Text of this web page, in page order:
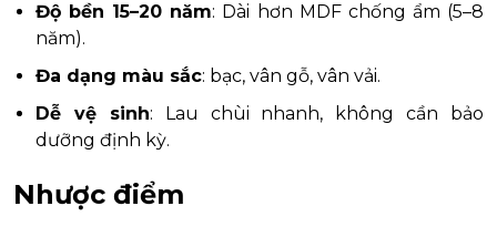
Độ bền 15–20 năm: Dài hơn MDF chống ẩm (5–8
năm).
Đa dạng màu sắc: bạc, vân gỗ, vân vải.
Dễ vệ sinh: Lau chùi nhanh, không cần bảo
dưỡng định kỳ.
Nhược điểm